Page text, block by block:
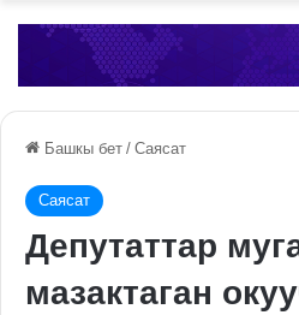
Башкы бет / Саясат
Саясат
Депутаттар
мазактаган